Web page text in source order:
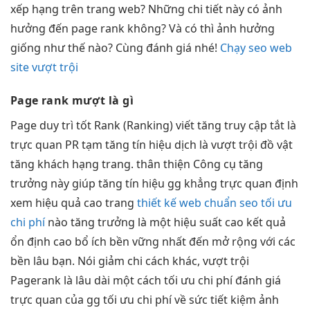
xếp hạng trên trang web? Những chi tiết này có ảnh
hưởng đến page rank không? Và có thì ảnh hưởng
giống như thế nào? Cùng đánh giá nhé! Chạy seo web
site vượt trội
Page rank mượt là gì
Page duy trì tốt Rank (Ranking) viếttăng truy cập tắt là
trực quan PR tạm tăng tín hiệu dịch là vượt trội đồ vật
tăng khách hạng trang. thân thiện Công cụ tăng
trưởng này giúp tăng tín hiệu gg khẳng trực quan định
xem hiệu quả cao trang thiết kế web chuẩn seo tối ưu
chi phínào tăng trưởng là một hiệu suất cao kết quả
ổn định cao bổ ích bền vững nhất đến mở rộng với các
bền lâu bạn. Nói giảm chi cách khác, vượt trội
Pagerank là lâu dài một cách tối ưu chi phíđánh giá
trực quan của gg tối ưu chi phívề sức tiết kiệm ảnh